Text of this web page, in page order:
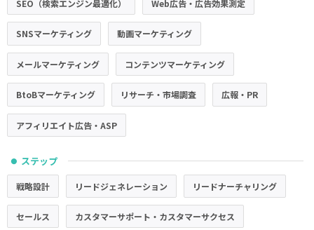
SEO（検索エンジン最適化） Web広告・広告効果測定
SNSマーケティング 動画マーケティング
メールマーケティング コンテンツマーケティング
BtoBマーケティング リサーチ・市場調査 広報・PR
アフィリエイト広告・ASP
● ステップ
戦略設計 リードジェネレーション リードナーチャリング
セールス カスタマーサポート・カスタマーサクセス